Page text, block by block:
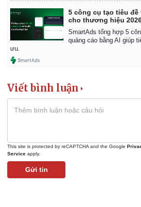
5 công cụ tạo tiêu đề
cho thương hiệu
SmartAds tổng hợp 5
quảng cáo bằng AI giúp
ưu.
Viết bình luận
This site is protected by reCAPTCHA and the Google
Service apply.
Gửi tin